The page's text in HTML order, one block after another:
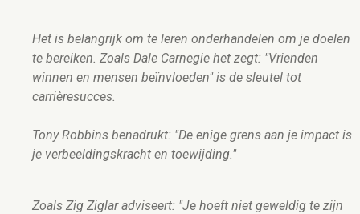
Het is belangrijk om te leren onderhandelen om je doelen
te bereiken. Zoals Dale Carnegie het zegt: "Vrienden
winnen en mensen beïnvloeden" is de sleutel tot
carrièresucces.
Tony Robbins benadrukt: "De enige grens aan je impact is
je verbeeldingskracht en toewijding."
Zoals Zig Ziglar adviseert: "Je hoeft niet geweldig te zijn